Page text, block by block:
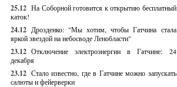
25.12 На Соборной готовится к открытию бесплатный
каток!
24.12 Дрозденко: "Мы хотим, чтобы Гатчина стала
яркой звездой на небосводе Ленобласти"
23.12 Отключение электроэнергии в Гатчине: 24
декабря
23.12 Стало известно, где в Гатчине можно запускать
салюты и фейерверки